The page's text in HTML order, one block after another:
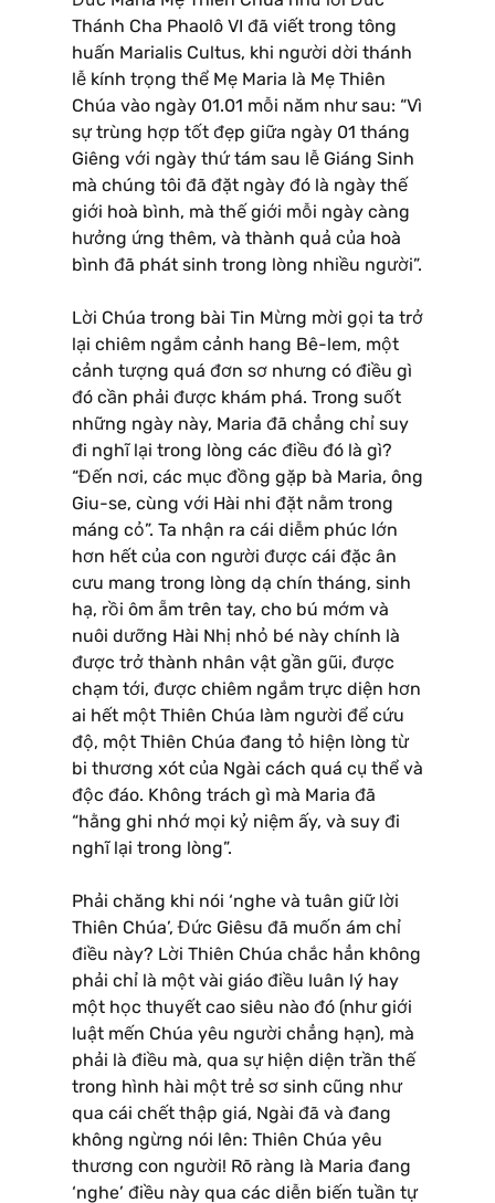
Thánh Cha Phaolô VI đã viết trong tông
huấn Marialis Cultus, khi người dời thánh
lễ kính trọng thể Mẹ Maria là Mẹ Thiên
Chúa vào ngày 01.01 mỗi năm như sau: “Vì
sự trùng hợp tốt đẹp giữa ngày 01 tháng
Giêng với ngày thứ tám sau lễ Giáng Sinh
mà chúng tôi đã đặt ngày đó là ngày thế
giới hoà bình, mà thế giới mỗi ngày càng
hưởng ứng thêm, và thành quả của hoà
bình đã phát sinh trong lòng nhiều người”.
Lời Chúa trong bài Tin Mừng mời gọi ta trở
lại chiêm ngắm cảnh hang Bê-lem, một
cảnh tượng quá đơn sơ nhưng có điều gì
đó cần phải được khám phá. Trong suốt
những ngày này, Maria đã chẳng chỉ suy
đi nghĩ lại trong lòng các điều đó là gì?
“Đến nơi, các mục đồng gặp bà Maria, ông
Giu-se, cùng với Hài nhi đặt nằm trong
máng cỏ”. Ta nhận ra cái diễm phúc lớn
hơn hết của con người được cái đặc ân
cưu mang trong lòng dạ chín tháng, sinh
hạ, rồi ôm ẵm trên tay, cho bú mớm và
nuôi dưỡng Hài Nhị nhỏ bé này chính là
được trở thành nhân vật gần gũi, được
chạm tới, được chiêm ngắm trực diện hơn
ai hết một Thiên Chúa làm người để cứu
độ, một Thiên Chúa đang tỏ hiện lòng từ
bi thương xót của Ngài cách quá cụ thể và
độc đáo. Không trách gì mà Maria đã
“hằng ghi nhớ mọi kỷ niệm ấy, và suy đi
nghĩ lại trong lòng”.
Phải chăng khi nói ‘nghe và tuân giữ lời
Thiên Chúa’, Đức Giêsu đã muốn ám chỉ
điều này? Lời Thiên Chúa chắc hẳn không
phải chỉ là một vài giáo điều luân lý hay
một học thuyết cao siêu nào đó (như giới
luật mến Chúa yêu người chẳng hạn), mà
phải là điều mà, qua sự hiện diện trần thế
trong hình hài một trẻ sơ sinh cũng như
qua cái chết thập giá, Ngài đã và đang
không ngừng nói lên: Thiên Chúa yêu
thương con người! Rõ ràng là Maria đang
‘nghe’ điều này qua các diễn biến tuần tự